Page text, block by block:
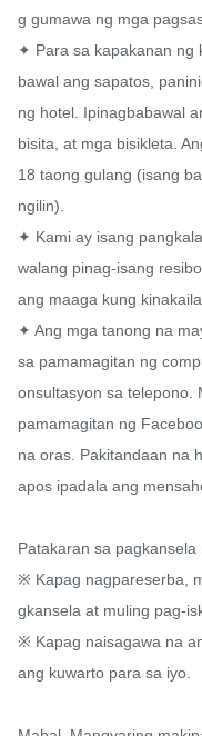
g gumawa ng mga
✦ Para sa kapakanan ng
bawal ang sapatos,
ng hotel. Ipinagbabawal
bisita, at mga bisikleta.
18 taong gulang (isang
ngilin).
✦ Kami ay isang
walang pinag-isang
ang maaga kung
✦ Ang mga tanong na
sa pamamagitan ng
onsultasyon sa telepono.
pamamagitan ng
na oras. Pakitandaan na
apos ipadala ang
Patakaran sa
※ Kapag nagpareserba,
gkansela at muling pag-
※ Kapag naisagawa na
ang kuwarto para sa iyo.